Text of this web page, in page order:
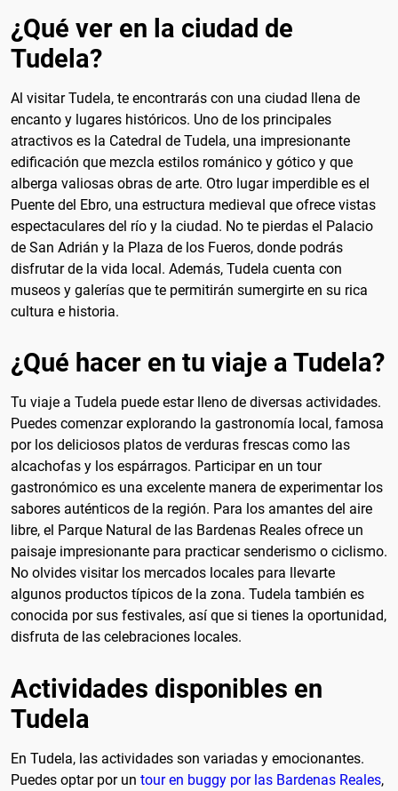
¿Qué ver en la ciudad de
Tudela?
Al visitar Tudela, te encontrarás con una ciudad llena de
encanto y lugares históricos. Uno de los principales
atractivos es la Catedral de Tudela, una impresionante
edificación que mezcla estilos románico y gótico y que
alberga valiosas obras de arte. Otro lugar imperdible es el
Puente del Ebro, una estructura medieval que ofrece vistas
espectaculares del río y la ciudad. No te pierdas el Palacio
de San Adrián y la Plaza de los Fueros, donde podrás
disfrutar de la vida local. Además, Tudela cuenta con
museos y galerías que te permitirán sumergirte en su rica
cultura e historia.
¿Qué hacer en tu viaje a Tudela?
Tu viaje a Tudela puede estar lleno de diversas actividades.
Puedes comenzar explorando la gastronomía local, famosa
por los deliciosos platos de verduras frescas como las
alcachofas y los espárragos. Participar en un tour
gastronómico es una excelente manera de experimentar los
sabores auténticos de la región. Para los amantes del aire
libre, el Parque Natural de las Bardenas Reales ofrece un
paisaje impresionante para practicar senderismo o ciclismo.
No olvides visitar los mercados locales para llevarte
algunos productos típicos de la zona. Tudela también es
conocida por sus festivales, así que si tienes la oportunidad,
disfruta de las celebraciones locales.
Actividades disponibles en
Tudela
En Tudela, las actividades son variadas y emocionantes.
Puedes optar por un tour en buggy por las Bardenas Reales,